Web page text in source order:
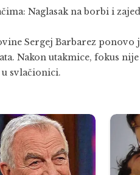
Naglasak na borbi i
Sergej Barbarez
Nakon utakmice, fokus
svlačionici.